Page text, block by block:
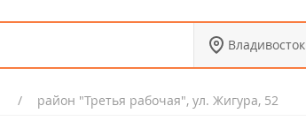
Владивосток
район "Третья рабочая", ул. Жигура, 52